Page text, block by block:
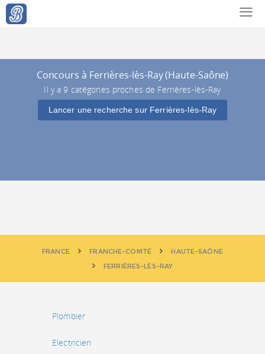
Concours à Ferrières-lès-Ray (Haute-Saône)
Il y a 9 catégories proches de Ferrières-lès-Ray
Lancer une recherche sur Ferrières-lès-Ray
FRANCE FRANCHE-COMTÉ
HAUTE-SAÔNE
FERRIÈRES-LÈS-RAY
Plombier
Electricien